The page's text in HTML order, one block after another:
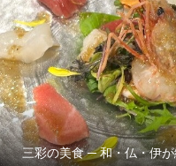
三彩の美食 ─ 和・仏・伊